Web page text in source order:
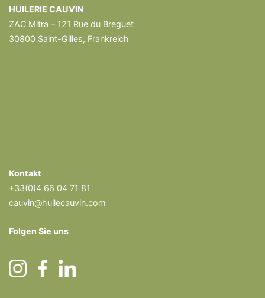
HUILERIE CAUVIN
ZAC Mitra – 121 Rue du Breguet
30800 Saint-Gilles, Frankreich
Kontakt
+33(0)4 66 04 71 81
cauvin@huilecauvin.com
Folgen Sie uns